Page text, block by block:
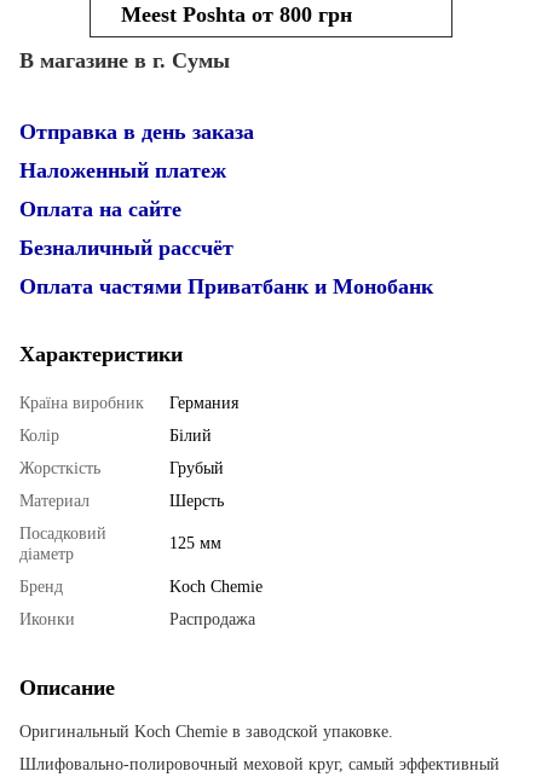
Meest Poshta от 800 грн
В магазине в г. Сумы
Отправка в день заказа
Наложенный платеж
Оплата на сайте
Безналичный рассчёт
Оплата частями Приватбанк и Монобанк
Характеристики
Країна виробник
Германия
Колір
Білий
Жорсткість
Грубый
Материал
Шерсть
Посадковий
діаметр
125 мм
Бренд
Koch Chemie
Иконки
Распродажа
Описание
Оригинальный Koch Chemie в заводской упаковке.
Шлифовально-полировочный меховой круг, самый эффективный